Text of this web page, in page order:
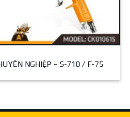
NGHIỆP – S-710 / F-75